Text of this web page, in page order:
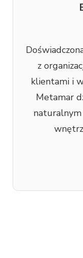
z
klientami i
Metamar